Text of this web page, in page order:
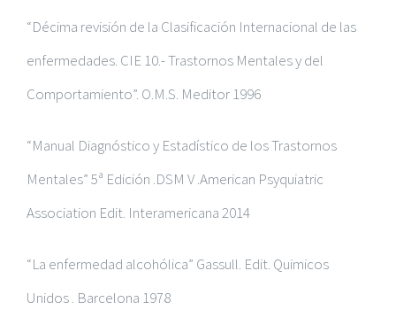
“Décima revisión de la Clasificación Internacional de las
enfermedades. CIE 10.- Trastornos Mentales y del
Comportamiento”. O.M.S. Meditor 1996
“Manual Diagnóstico y Estadístico de los Trastornos
Mentales” 5ª Edición .DSM V .American Psyquiatric
Association Edit. Interamericana 2014
“La enfermedad alcohólica” Gassull. Edit. Quimicos
Unidos . Barcelona 1978